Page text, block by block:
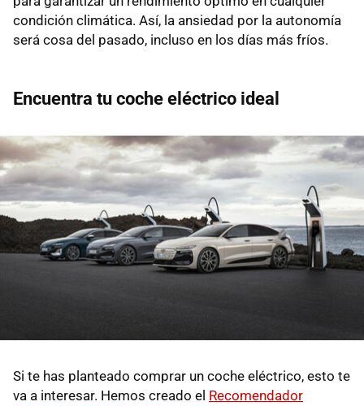
condición climática. Así, la ansiedad por la autonomía
será cosa del pasado, incluso en los días más fríos.
Encuentra tu coche eléctrico ideal
Si te has planteado comprar un coche eléctrico, esto te
va a interesar. Hemos creado el Recomendador